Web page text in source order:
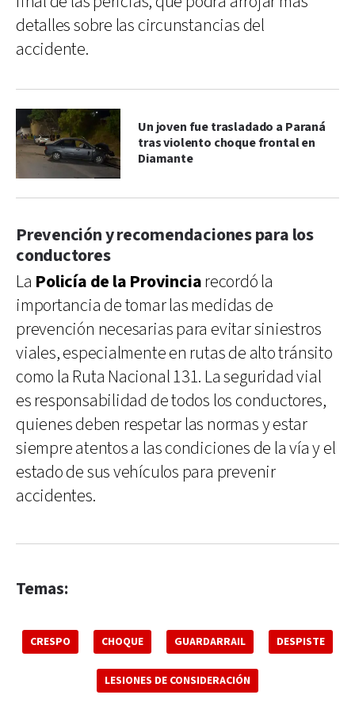
detalles sobre las circunstancias del
accidente.
Un joven fue trasladado a Paraná
tras violento choque frontal en
Diamante
Prevención y recomendaciones para los
conductores
La Policía de la Provinciarecordó la
importancia de tomar las medidas de
prevención necesarias para evitar siniestros
viales, especialmente en rutas de alto tránsito
como la Ruta Nacional 131. La seguridad vial
es responsabilidad de todos los conductores,
quienes deben respetar las normas y estar
siempre atentos a las condiciones de la vía y el
estado de sus vehículos para prevenir
accidentes.
Temas:
CRESPO CHOQUE GUARDARRAIL DESPISTE
LESIONES DE CONSIDERACIÓN